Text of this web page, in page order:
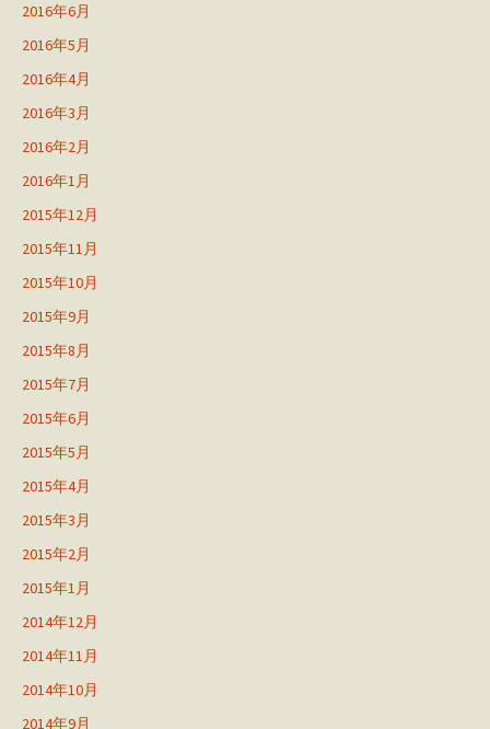
2016年6月
2016年5月
2016年4月
2016年3月
2016年2月
2016年1月
2015年12月
2015年11月
2015年10月
2015年9月
2015年8月
2015年7月
2015年6月
2015年5月
2015年4月
2015年3月
2015年2月
2015年1月
2014年12月
2014年11月
2014年10月
2014年9月